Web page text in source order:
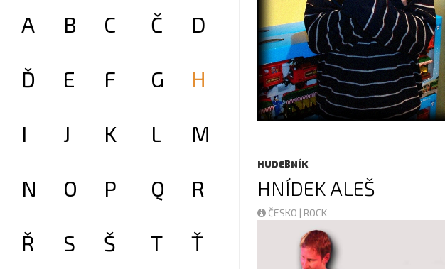
HUDEBNÍK
HNÍDEK ALEŠ
ČESKO | ROCK
A B C Č D
Ď E F G H
I J K L M
N O P Q R
Ř S Š T Ť